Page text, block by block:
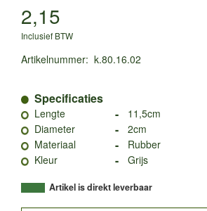
2,15
Inclusief BTW
Artikelnummer: k.80.16.02
Specificaties
Lengte -
11,5cm
Diameter
-
2cm
Materiaal
-
Rubber
Kleur
- Grijs
Artikel is direkt leverbaar